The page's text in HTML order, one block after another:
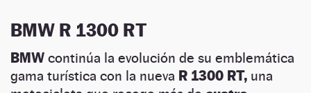
BMW R 1300 RT
BMW continúa la evolución de su emblemática
gama turística con la nueva R 1300 RT, una